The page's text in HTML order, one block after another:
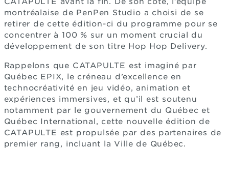
montréalaise de PenPen Studio a choisi de se
retirer de cette édition-ci du programme pour se
concentrer à 100 % sur un moment crucial du
développement de son titre Hop Hop Delivery.
Rappelons que CATAPULTE est imaginé par
Québec EPIX, le créneau d’excellence en
technocréativité en jeu vidéo, animation et
expériences immersives, et qu’il est soutenu
notamment par le gouvernement du Québec et
Québec International, cette nouvelle édition de
CATAPULTE est propulsée par des partenaires de
premier rang, incluant la Ville de Québec.